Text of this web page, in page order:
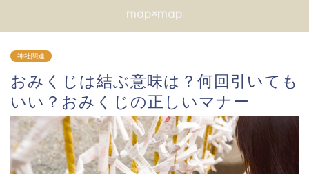
map×map
神社関連
おみくじは結ぶ意味は？何回引いても
いい？おみくじの正しいマナー